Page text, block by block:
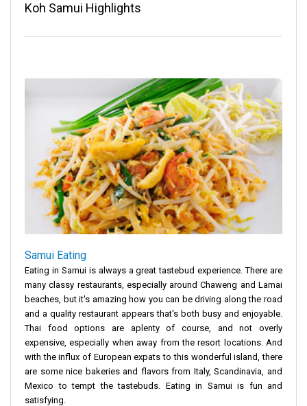
Koh Samui Highlights
Samui Eating
Eating in Samui is always a great tastebud experience. There are
many classy restaurants, especially around Chaweng and Lamai
beaches, but it's amazing how you can be driving along the road
and a quality restaurant appears that's both busy and enjoyable.
Thai food options are aplenty of course, and not overly
expensive, especially when away from the resort locations. And
with the influx of European expats to this wonderful island, there
are some nice bakeries and flavors from Italy, Scandinavia, and
Mexico to tempt the tastebuds. Eating in Samui is fun and
satisfying.